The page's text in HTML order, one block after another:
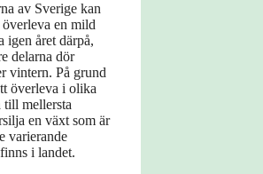
av Sverige kan
en mild
igen året därpå,
delarna dör
vintern. På grund
överleva i olika
till mellersta
en växt som är
varierande
i landet.